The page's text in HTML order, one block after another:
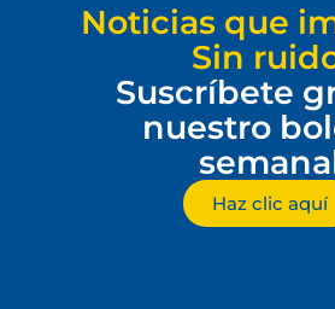
Noticias que
Sin
Suscríbete
nuestro
Haz clic aquí